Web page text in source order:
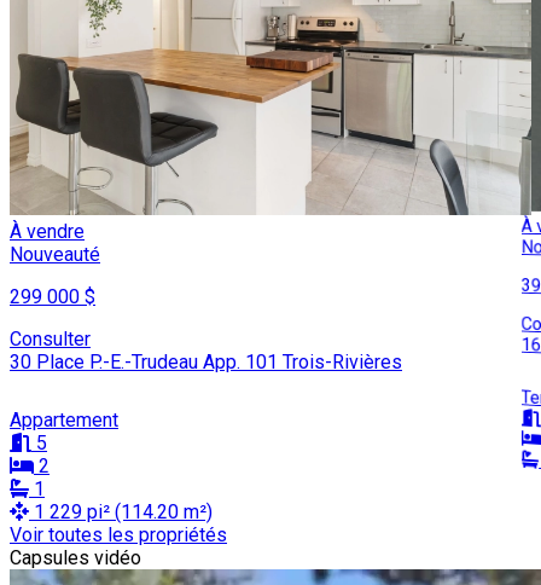
À vendre
Nouveauté
299 000 $
Consulter
30 Place P.-E.-Trudeau App. 101 Trois-Rivières
Appartement
5
2
1
1 229 pi² (114.20 m²)
À
Voir toutes les propriétés
+
Capsules vidéo